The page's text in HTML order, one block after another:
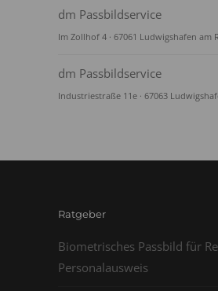
dm Passbildservice
Im Zollhof 4 · 67061 Ludwigshafen am
dm Passbildservice
Industriestraße 11e · 67063
Ratgeber
Biometrisches Passbild für
Personalausweis